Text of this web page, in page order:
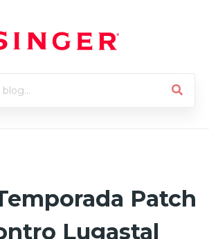
Patch
Lugastal